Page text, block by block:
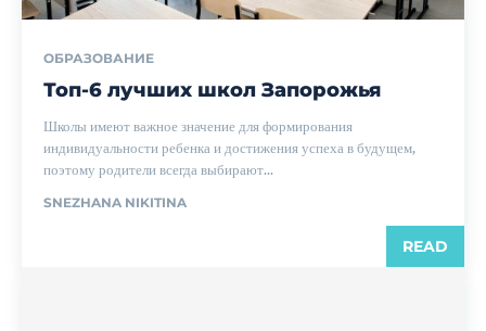
ОБРАЗОВАНИЕ
Топ-6 лучших школ Запорожья
Школы имеют важное значение для формирования
индивидуальности ребенка и достижения успеха в будущем,
поэтому родители всегда выбирают...
SNEZHANA NIKITINA
READ